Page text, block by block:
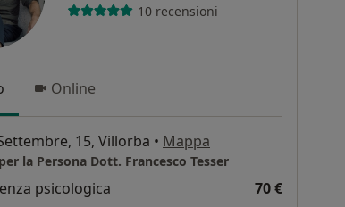
10 recensioni
Online
15, Villorba • Mappa
la Persona Dott. Francesco Tesser
psicologica 70 €